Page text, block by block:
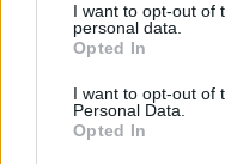
not limited to your visit
grant or deny consent
use your data for below
consent section.
I want to opt-out of
personal data.
Opted In
I want to opt-out of
Personal Data.
Opted In
A Pride felvonulást
ennek ellenére
gyűlésként